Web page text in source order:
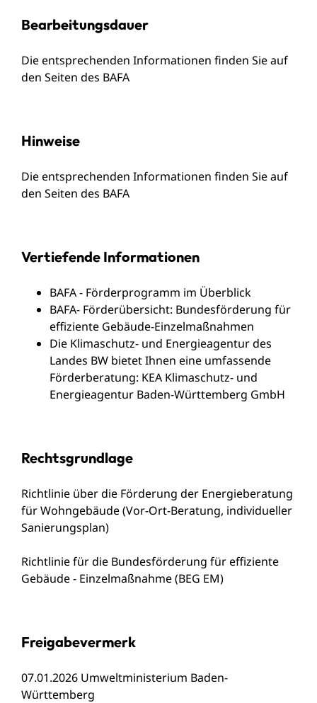
Bearbeitungsdauer
Die entsprechenden Informationen finden Sie auf
den Seiten des BAFA
Hinweise
Die entsprechenden Informationen finden Sie auf
den Seiten des BAFA
Vertiefende Informationen
BAFA - Förderprogramm im Überblick
BAFA- Förderübersicht: Bundesförderung für
effiziente Gebäude-Einzelmaßnahmen
Die Klimaschutz- und Energieagentur des
Landes BW bietet Ihnen eine umfassende
Förderberatung: KEA Klimaschutz- und
Energieagentur Baden-Württemberg GmbH
Rechtsgrundlage
Richtlinie über die Förderung der Energieberatung
für Wohngebäude (Vor-Ort-Beratung, individueller
Sanierungsplan)
Richtlinie für die Bundesförderung für effiziente
Gebäude - Einzelmaßnahme (BEG EM)
Freigabevermerk
07.01.2026 Umweltministerium Baden-
Württemberg